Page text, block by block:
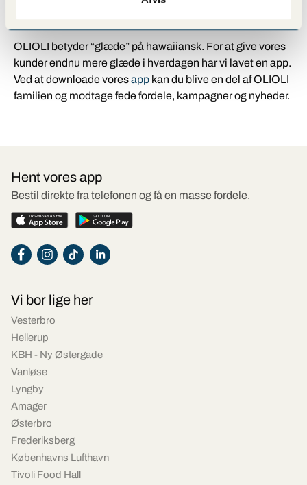
OLIOLI betyder “glæde” på hawaiiansk. For at give vores
kunder endnu mere glæde i hverdagen har vi lavet en app.
Ved at downloade voresappkan du blive en del af OLIOLI
familien og modtage fede fordele, kampagner og nyheder.
Hent vores app
Bestil direkte fra telefonen og få en masse fordele.
Vi bor lige her
Vesterbro
Hellerup
KBH - Ny Østergade
Vanløse
Lyngby
Amager
Østerbro
Frederiksberg
Københavns Lufthavn
Tivoli Food Hall